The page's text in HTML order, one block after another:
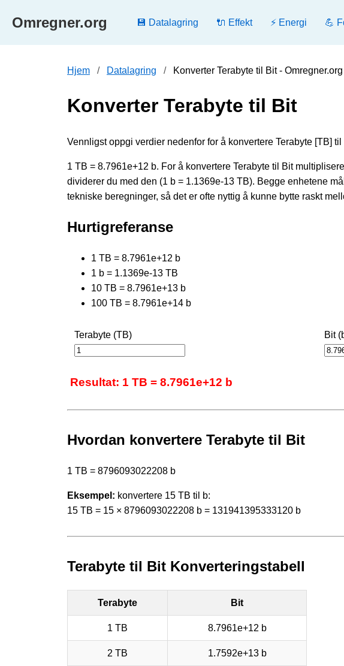
Omregner.org 💾 Datalagring 🔌 Effekt ⚡ Energi 💪
Hjem Datalagring Konverter Terabyte til Bit - Omregner.org
Konverter Terabyte til Bit
Vennligst oppgi verdier nedenfor for å konvertere Terabyte [TB]
1 TB = 8.7961e+12 b. For å konvertere Terabyte til Bit
dividerer du med den (1 b = 1.1369e-13 TB). Begge enhetene
tekniske beregninger, så det er ofte nyttig å kunne bytte raskt
Hurtigreferanse
1 TB = 8.7961e+12 b
1 b = 1.1369e-13 TB
10 TB = 8.7961e+13 b
100 TB = 8.7961e+14 b
Terabyte (TB) Bit
Resultat: 1 TB = 8.7961e+12 b
Hvordan konvertere Terabyte til Bit
1 TB = 8796093022208 b
Eksempel: konvertere 15 TB til b:
15 TB = 15 × 8796093022208 b = 131941395333120 b
Terabyte til Bit Konverteringstabell
Terabyte Bit
1 TB 8.7961e+12 b
2 TB 1.7592e+13 b